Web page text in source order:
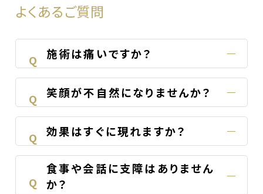
よくあるご質問
Q 施術は痛いですか？
Q 笑顔が不自然になりませんか？
Q 効果はすぐに現れますか？
Q
食事や会話に支障はありません
か？